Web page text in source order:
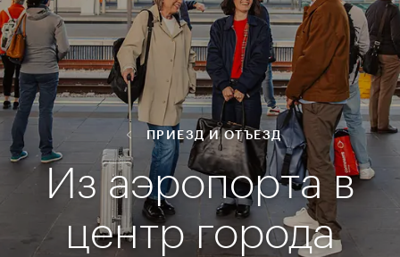
ПРИЕЗД И ОТЪЕЗД
Из аэропорта в
центр города